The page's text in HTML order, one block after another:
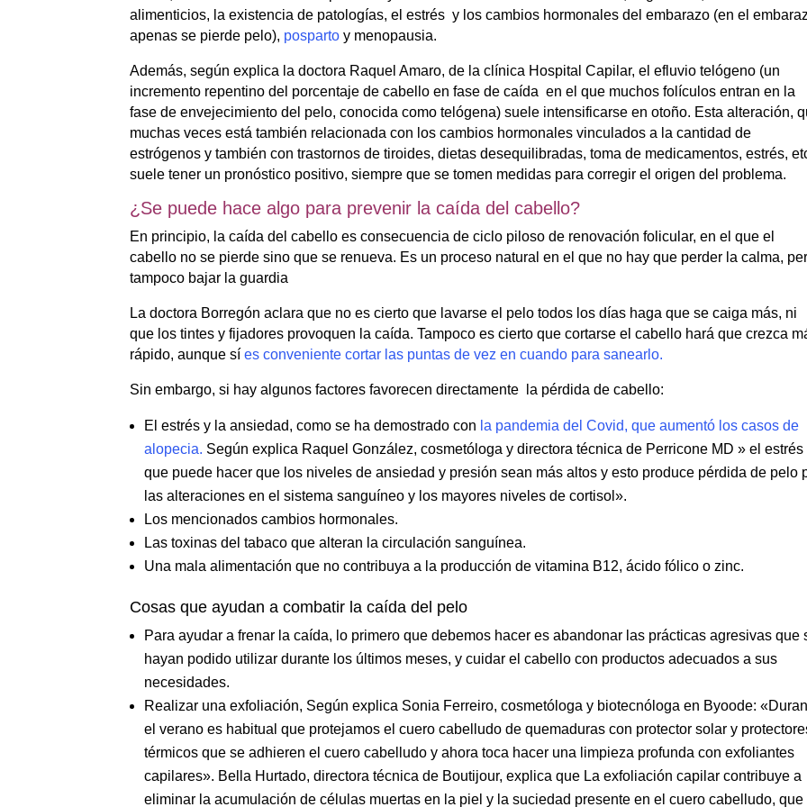
alimenticios, la existencia de patologías, el estrés y los cambios hormonales del embarazo (en el
apenas se pierde pelo), posparto y menopausia.
Además, según explica la doctora Raquel Amaro, de la clínica Hospital Capilar, el efluvio telógeno (un
incremento repentino del porcentaje de cabello en fase de caída en el que muchos folículos entran en la
fase de envejecimiento del pelo, conocida como telógena) suele intensificarse en otoño. Esta alteración,
muchas veces está también relacionada con los cambios hormonales vinculados a la cantidad de
estrógenos y también con trastornos de tiroides, dietas desequilibradas, toma de medicamentos, estrés,
suele tener un pronóstico positivo, siempre que se tomen medidas para corregir el origen del problema.
¿Se puede hace algo para prevenir la caída del cabello?
En principio, la caída del cabello es consecuencia de ciclo piloso de renovación folicular, en el que el
cabello no se pierde sino que se renueva. Es un proceso natural en el que no hay que perder la calma,
tampoco bajar la guardia
La doctora Borregón aclara que no es cierto que lavarse el pelo todos los días haga que se caiga más, ni
que los tintes y fijadores provoquen la caída. Tampoco es cierto que cortarse el cabello hará que crezca
rápido, aunque sí es conveniente cortar las puntas de vez en cuando para sanearlo.
Sin embargo, si hay algunos factores favorecen directamente la pérdida de cabello:
El estrés y la ansiedad, como se ha demostrado con la pandemia del Covid, que aumentó los casos de
alopecia. Según explica Raquel González, cosmetóloga y directora técnica de Perricone MD » el estrés
que puede hacer que los niveles de ansiedad y presión sean más altos y esto produce pérdida de pelo
las alteraciones en el sistema sanguíneo y los mayores niveles de cortisol».
Los mencionados cambios hormonales.
Las toxinas del tabaco que alteran la circulación sanguínea.
Una mala alimentación que no contribuya a la producción de vitamina B12, ácido fólico o zinc.
Cosas que ayudan a combatir la caída del pelo
Para ayudar a frenar la caída, lo primero que debemos hacer es abandonar las prácticas agresivas que
hayan podido utilizar durante los últimos meses, y cuidar el cabello con productos adecuados a sus
necesidades.
Realizar una exfoliación, Según explica Sonia Ferreiro, cosmetóloga y biotecnóloga en Byoode:
el verano es habitual que protejamos el cuero cabelludo de quemaduras con protector solar y
térmicos que se adhieren el cuero cabelludo y ahora toca hacer una limpieza profunda con exfoliantes
capilares». Bella Hurtado, directora técnica de Boutijour, explica que La exfoliación capilar contribuye a
eliminar la acumulación de células muertas en la piel y la suciedad presente en el cuero cabelludo, que